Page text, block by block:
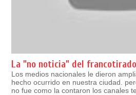
La "no noticia" del
Los medios nacionales le dieron
hecho ocurrido en nuestra ciudad.
no fue como la contaron los canales